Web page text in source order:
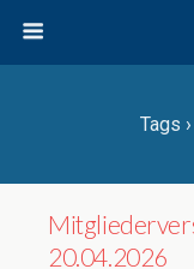
Tags
20.04.2026